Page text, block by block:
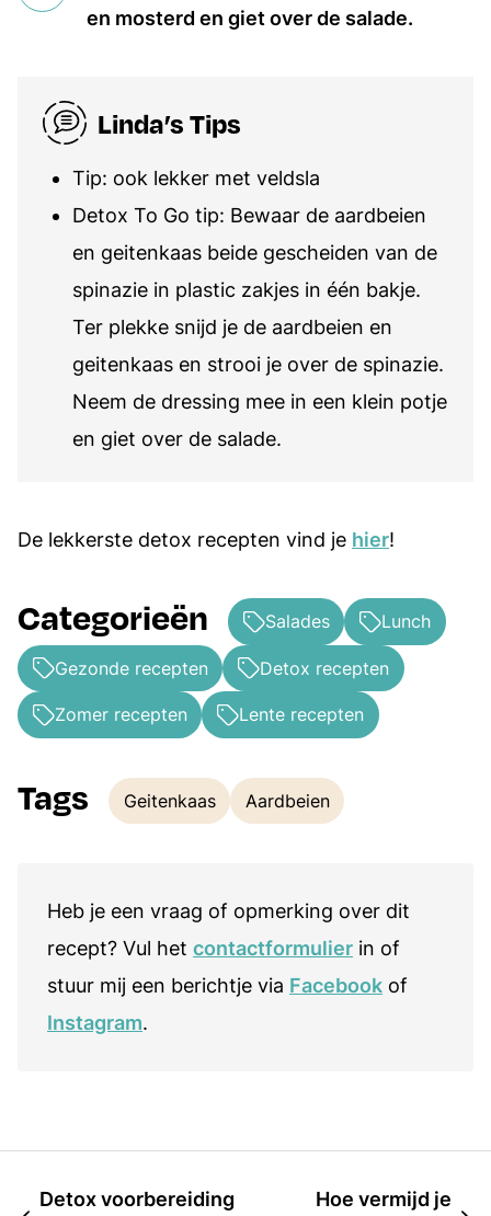
en mosterd en giet over de salade.
Linda’s Tips
Tip: ook lekker met veldsla
Detox To Go tip: Bewaar de aardbeien
en geitenkaas beide gescheiden van de
spinazie in plastic zakjes in één bakje.
Ter plekke snijd je de aardbeien en
geitenkaas en strooi je over de spinazie.
Neem de dressing mee in een klein potje
en giet over de salade.
De lekkerste detox recepten vind je hier!
Categorieën Salades Lunch
Gezonde recepten Detox recepten
Zomer recepten Lente recepten
Tags
Tags
Geitenkaas Aardbeien
Heb je een vraag of opmerking over dit
recept? Vul het contactformulier in of
stuur mij een berichtje via Facebook of
Instagram.
Detox voorbereiding
Hoe vermijd je